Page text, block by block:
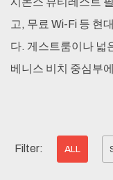
고, 무료 Wi-Fi 등 현
다. 게스트룸이나 넓
베니스 비치 중심부
Pick
Filter: ALL